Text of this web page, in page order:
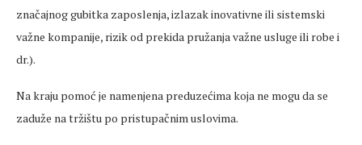
značajnog gubitka zaposlenja, izlazak inovativne ili sistemski
važne kompanije, rizik od prekida pružanja važne usluge ili robe i
dr.).
Na kraju pomoć je namenjena preduzećima koja ne mogu da se
zaduže na tržištu po pristupačnim uslovima.